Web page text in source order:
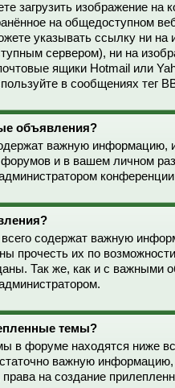
загрузить изображение
на общедоступном
указывать ссылку ни
сервером), ни на
ящики Hotmail или
в сообщениях тег
объявления?
важную информацию,
форумов и в вашем личном
содержат важную
прочесть их по
Так же, как и с важными
темы?
в форуме находятся ниже
важную
на создание